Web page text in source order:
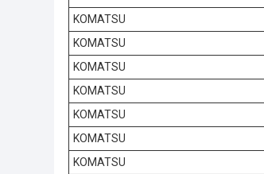
KOMATSU
KOMATSU
KOMATSU
KOMATSU
KOMATSU
KOMATSU
KOMATSU